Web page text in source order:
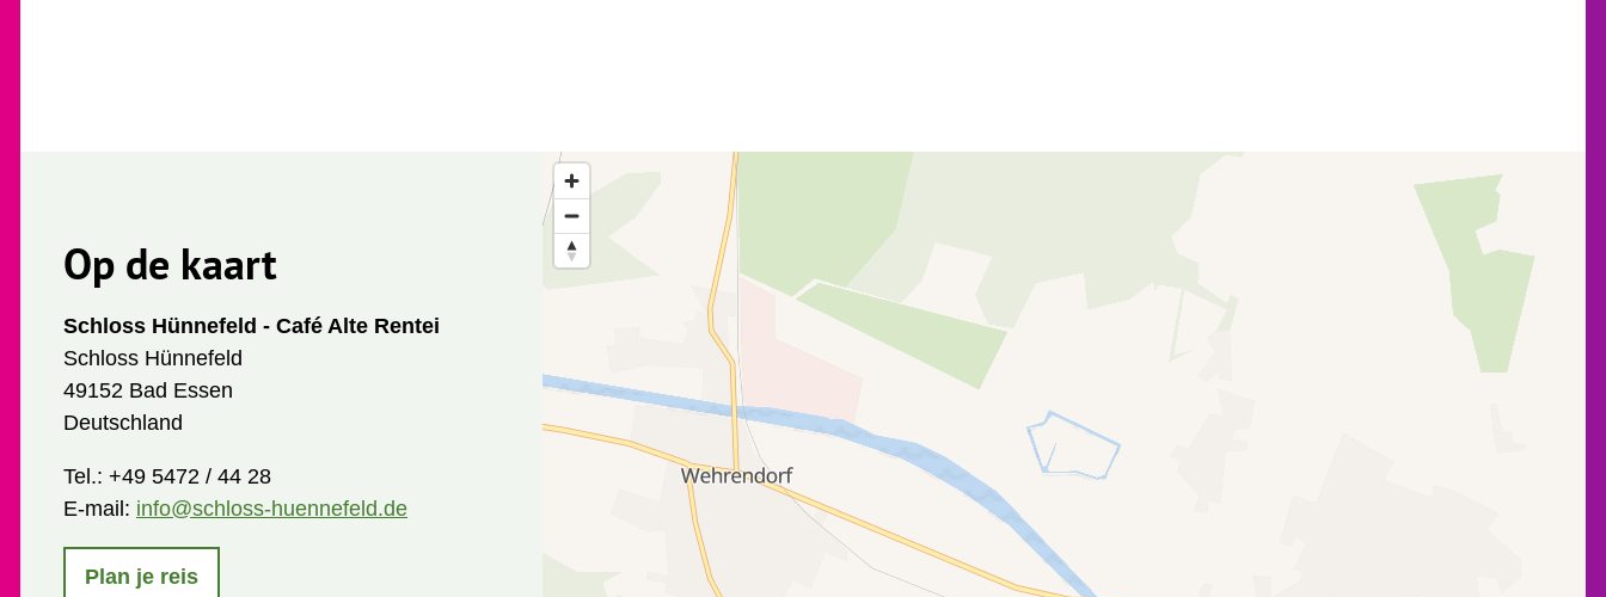
Op de kaart
Schloss Hünnefeld - Café Alte Rentei
Schloss Hünnefeld
49152 Bad Essen
Deutschland
Tel.: +49 5472 / 44 28
E-mail: info@schloss-huennefeld.de
Plan je reis